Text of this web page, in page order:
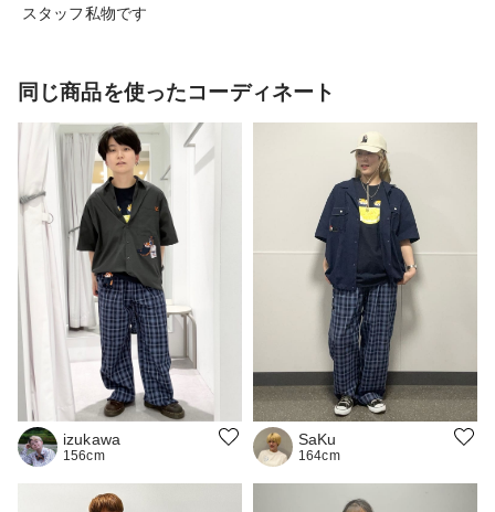
スタッフ私物です
同じ商品を使ったコーディネート
izukawa
156cm
SaKu
164cm